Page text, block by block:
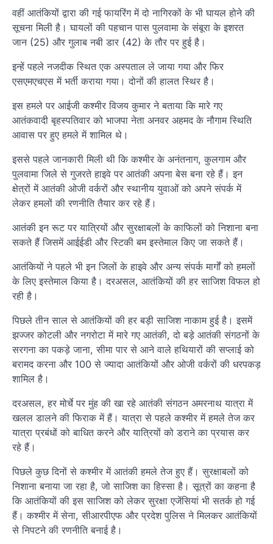
वहीं आतंकियों द्वारा की गई फायरिंग में दो नागिरकों के भी घायल होने की
सूचना मिली है। घायलों की पहचान पास पुलवामा के संबूरा के इशरत
जान (25) और गुलाब नबी डार (42) के तौर पर हुई है।
इन्हें पहले नजदीक स्थित एक अस्पताल ले जाया गया और फिर
एसएमएचएस में भर्ती कराया गया। दोनों की हालत स्थिर है।
इस हमले पर आईजी कश्मीर विजय कुमार ने बताया कि मारे गए
आतंकवादी बृहस्पतिवार को भाजपा नेता अनवर अहमद के नौगाम स्थिति
आवास पर हुए हमले में शामिल थे।
इससे पहले जानकारी मिली थी कि कश्मीर के अनंतनाग, कुलगाम और
पुलवामा जिले से गुजरते हाइवे पर आतंकी अपना बेस बना रहे हैं। इन
क्षेत्रों में आतंकी ओजी वर्करों और स्थानीय युवाओं को अपने संपर्क में
लेकर हमलों की रणनीति तैयार कर रहे हैं।
आतंकी इन रूट पर यात्रियों और सुरक्षाबलों के काफिलों को निशाना बना
सकते हैं जिसमें आईईडी और स्टिकी बम इस्तेमाल किए जा सकते हैं।
आतंकियों ने पहले भी इन जिलों के हाइवे और अन्य संपर्क मार्गों को हमलों
के लिए इस्तेमाल किया है। दरअसल, आतंकियों की हर साजिश विफल हो
रही है।
पिछले तीन साल से आतंकियों की हर बड़ी साजिश नाकाम हुई है। इसमें
झज्जर कोटली और नगरोटा में मारे गए आतंकी, दो बड़े आतंकी संगठनों के
सरगना का पकड़े जाना, सीमा पार से आने वाले हथियारों की सप्लाई को
बरामद करना और 100 से ज्यादा आतंकियों और ओजी वर्करों की धरपकड़
शामिल है।
दरअसल, हर मोर्चे पर मुंह की खा रहे आतंकी संगठन अमरनाथ यात्रा में
खलल डालने की फिराक में हैं। यात्रा से पहले कश्मीर में हमले तेज कर
यात्रा प्रबंधों को बाधित करने और यात्रियों को डराने का प्रयास कर
रहे हैं।
पिछले कुछ दिनों से कश्मीर में आतंकी हमले तेज हुए हैं। सुरक्षाबलों को
निशाना बनाया जा रहा है, जो साजिश का हिस्सा है। सूत्रों का कहना है
कि आतंकियों की इस साजिश को लेकर सुरक्षा एजेंसियां भी सतर्क हो गई
हैं। कश्मीर में सेना, सीआरपीएफ और प्रदेश पुलिस ने मिलकर आतंकियों
से निपटने की रणनीति बनाई है।